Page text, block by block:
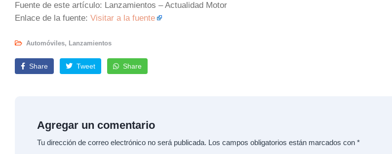
Fuente de este artículo: Lanzamientos – Actualidad Motor
Enlace de la fuente: Visitar a la fuente
Automóviles, Lanzamientos
Share Tweet Share
Agregar un comentario
Tu dirección de correo electrónico no será publicada. Los campos obligatorios están marcados con *